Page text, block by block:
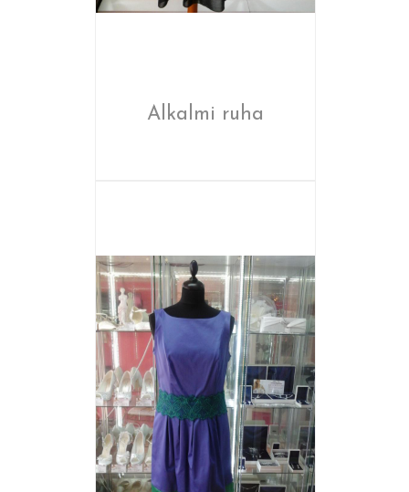
Alkalmi ruha